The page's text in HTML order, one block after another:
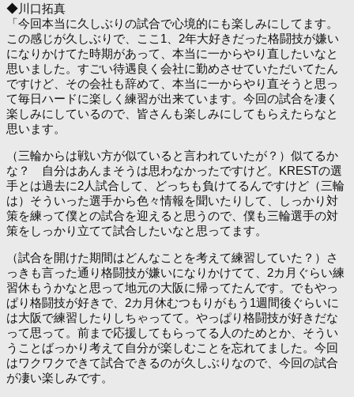
◆川口拓真
「今回本当に久しぶりの試合で心境的にも楽しみにしてます。
この感じが久しぶりで、ここ1、2年大好きだった格闘技が嫌い
になりかけてた時期があって、本当に一からやり直したいなと
思いました。すごい待遇良く会社に勤めさせていただいてたん
ですけど、その会社も辞めて、本当に一からやり直そうと思っ
て毎日ハードに楽しく練習が出来ています。今回の試合を凄く
楽しみにしているので、皆さんも楽しみにしてもらえたらなと
思います。
（三輪からは戦い方が似ていると言われていたが？）似てるか
な？ 自分はあんまそうは思わなかったですけど。KRESTの選
手とは過去に2人試合して、どっちも負けてるんですけど（三輪
は）そういった選手から色々情報を聞いたりして、しっかり対
策を練って僕との試合を迎えると思うので、僕も三輪選手の対
策をしっかり立てて試合したいなと思ってます。
（試合を開けた期間はどんなことを考えて練習していた？）さ
っきも言った通り格闘技が嫌いになりかけてて、2カ月ぐらい練
習休もうかなと思って地元の大阪に帰ってたんです。でもやっ
ぱり格闘技が好きで、2カ月休むつもりがもう1週間後ぐらいに
は大阪で練習したりしちゃってて。やっぱり格闘技が好きだな
って思って。前まで応援してもらってる人のためとか、そうい
うことばっかり考えて自分が楽しむことを忘れてました。今回
はワクワクできて試合できるのが久しぶりなので、今回の試合
が凄い楽しみです。